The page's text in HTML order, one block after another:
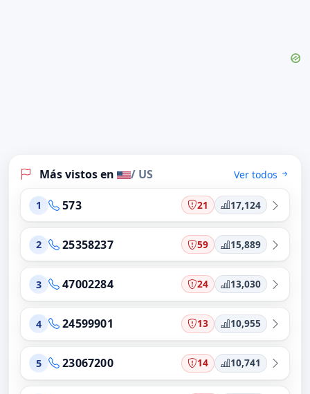
Más vistos en / US Ver todos
1 573 21 17,124
2 25358237 59 15,889
3 47002284 24 13,030
4 24599901 13 10,955
5 23067200 14 10,741